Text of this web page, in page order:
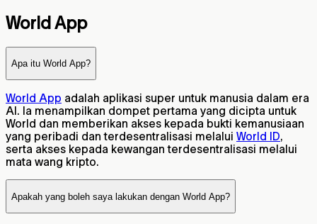
World App
Apa itu World App?
World App adalah aplikasi super untuk manusia dalam era
AI. Ia menampilkan dompet pertama yang dicipta untuk
World dan memberikan akses kepada bukti kemanusiaan
yang peribadi dan terdesentralisasi melalui World ID,
serta akses kepada kewangan terdesentralisasi melalui
mata wang kripto.
Apakah yang boleh saya lakukan dengan World App?